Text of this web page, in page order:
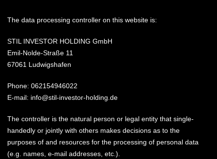
The data processing controller on this website is:
STIL INVESTOR HOLDING GmbH
Emil-Nolde-Straße 11
67061 Ludwigshafen
Phone: 062154946022
E-mail: info@stil-investor-holding.de
The controller is the natural person or legal entity that single-
handedly or jointly with others makes decisions as to the
purposes of and resources for the processing of personal data
(e.g. names, e-mail addresses, etc.).